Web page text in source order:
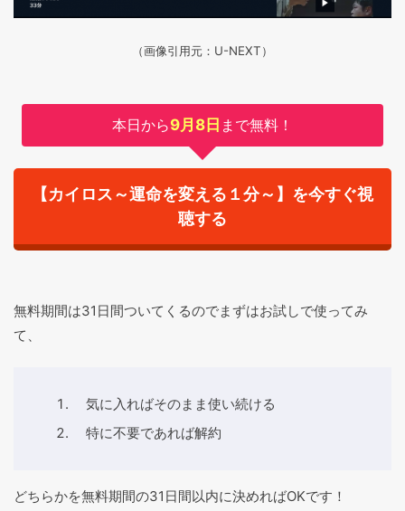
（画像引用元：U-NEXT）
本日から9月8日 まで無料！
【カイロス～運命を変える１分～】を今すぐ視
聴する
無料期間は31日間ついてくるのでまずはお試しで使ってみ
て、
気に入ればそのまま使い続ける
特に不要であれば解約
どちらかを無料期間の31日間以内に決めればOKです！